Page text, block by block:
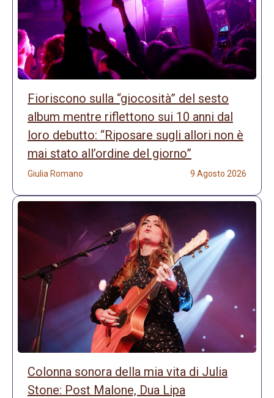
Fioriscono sulla “giocosità” del sesto
album mentre riflettono sui 10 anni dal
loro debutto: “Riposare sugli allori non è
mai stato all’ordine del giorno”
Giulia Romano 9 Agosto 2026
Colonna sonora della mia vita di Julia
Stone: Post Malone, Dua Lipa